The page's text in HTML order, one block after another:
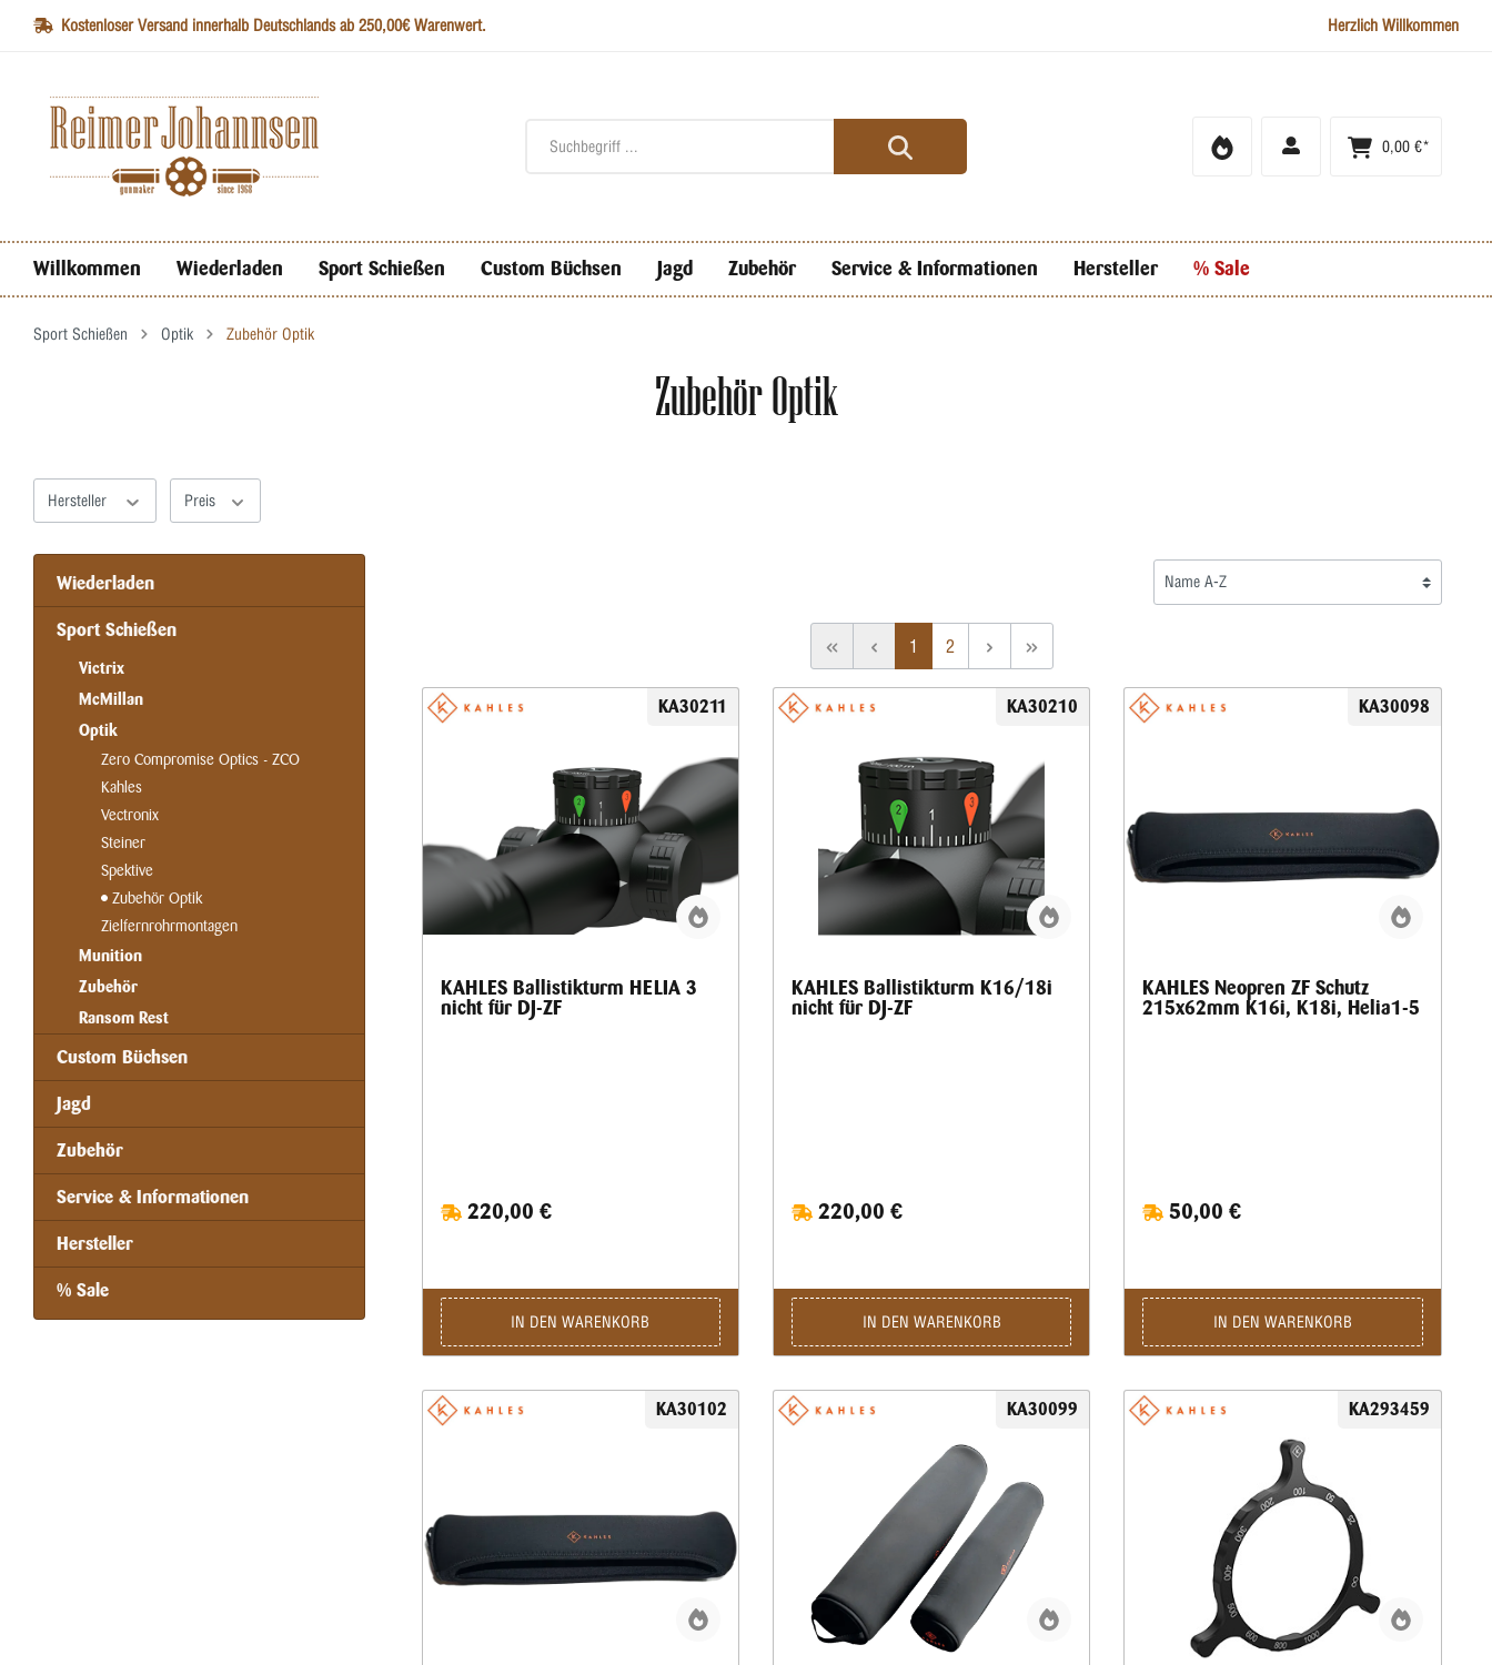
Kostenloser Versand innerhalb Deutschlands ab 250,00€ Warenwert. Herzlich Willkommen
0,00 €*
Willkommen Wiederladen Sport Schießen Custom Büchsen Jagd Zubehör Service & Informationen Hersteller % Sale
Sport Schießen Optik Zubehör Optik
Zubehör Optik
Hersteller Preis
Wiederladen
Sport Schießen
Victrix
McMillan
Optik
Zero Compromise Optics - ZCO
Kahles
Vectronix
Steiner
Spektive
Zubehör Optik
Zielfernrohrmontagen
Munition
Zubehör
Ransom Rest
Custom Büchsen
Jagd
Zubehör
Service & Informationen
Hersteller
% Sale
1 2
KA30211
KAHLES Ballistikturm HELIA 3
nicht für DJ-ZF
220,00 €
IN DEN WARENKORB
KA30210
KAHLES Ballistikturm K16/18i
nicht für DJ-ZF
220,00 €
IN DEN WARENKORB
KA30098
KAHLES Neopren ZF Schutz
215x62mm K16i, K18i, Helia1-5
50,00 €
IN DEN WARENKORB
KA30102 KA30099 KA293459